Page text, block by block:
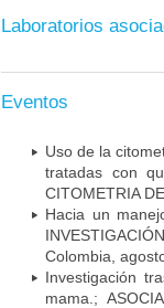
Laboratorios
Eventos
Uso de la
tratadas con
CITOMETRIA
Hacia un
Colombia,
Investigación
mama.;